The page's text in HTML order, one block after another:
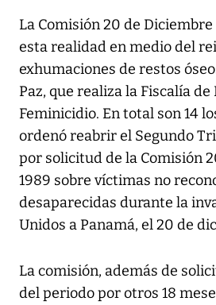
La Comisión 20 de
esta realidad en medio del
exhumaciones de restos
Paz, que realiza la Fiscalía
Feminicidio. En total son 14
ordenó reabrir el Segundo
por solicitud de la Comisión
1989 sobre víctimas no
desaparecidas durante la
Unidos a Panamá, el 20 de
La comisión, además de
del periodo por otros 18